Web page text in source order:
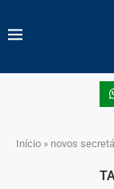
Início » novos